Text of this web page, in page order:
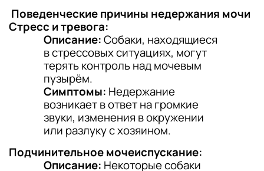
Поведенческие причины недержания мочи
Стресс и тревога:
Описание:Собаки, находящиеся
в стрессовых ситуациях, могут
терять контроль над мочевым
пузырём.
Симптомы: Недержание
возникает в ответ на громкие
звуки, изменения в окружении
или разлуку с хозяином.
Подчинительное мочеиспускание:
Описание: Некоторые собаки